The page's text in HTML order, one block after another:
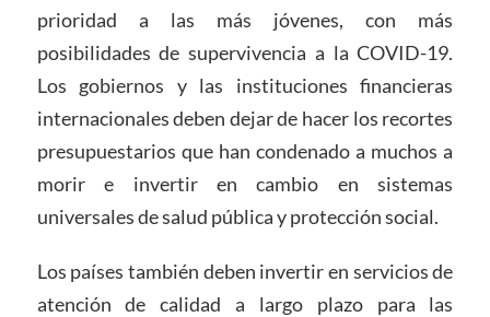
prioridad a las más jóvenes, con más
posibilidades de supervivencia a la COVID-19.
Los gobiernos y las instituciones financieras
internacionales deben dejar de hacer los recortes
presupuestarios que han condenado a muchos a
morir e invertir en cambio en sistemas
universales de salud pública y protección social.
Los países también deben invertir en servicios de
atención de calidad a largo plazo para las